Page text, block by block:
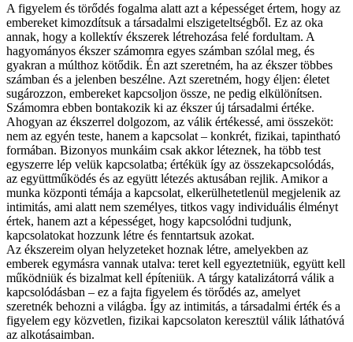
A figyelem és törődés fogalma alatt azt a képességet értem, hogy az
embereket kimozdítsuk a társadalmi elszigeteltségből. Ez az oka
annak, hogy a kollektív ékszerek létrehozása felé fordultam. A
hagyományos ékszer számomra egyes számban szólal meg, és
gyakran a múlthoz kötődik. Én azt szeretném, ha az ékszer többes
számban és a jelenben beszélne. Azt szeretném, hogy éljen: életet
sugározzon, embereket kapcsoljon össze, ne pedig elkülönítsen.
Számomra ebben bontakozik ki az ékszer új társadalmi értéke.
Ahogyan az ékszerrel dolgozom, az válik értékessé, ami összeköt:
nem az egyén teste, hanem a kapcsolat – konkrét, fizikai, tapintható
formában. Bizonyos munkáim csak akkor léteznek, ha több test
egyszerre lép velük kapcsolatba; értékük így az összekapcsolódás,
az együttműködés és az együtt létezés aktusában rejlik. Amikor a
munka központi témája a kapcsolat, elkerülhetetlenül megjelenik az
intimitás, ami alatt nem személyes, titkos vagy individuális élményt
értek, hanem azt a képességet, hogy kapcsolódni tudjunk,
kapcsolatokat hozzunk létre és fenntartsuk azokat.
Az ékszereim olyan helyzeteket hoznak létre, amelyekben az
emberek egymásra vannak utalva: teret kell egyeztetniük, együtt kell
működniük és bizalmat kell építeniük. A tárgy katalizátorrá válik a
kapcsolódásban – ez a fajta figyelem és törődés az, amelyet
szeretnék behozni a világba. Így az intimitás, a társadalmi érték és a
figyelem egy közvetlen, fizikai kapcsolaton keresztül válik láthatóvá
az alkotásaimban.